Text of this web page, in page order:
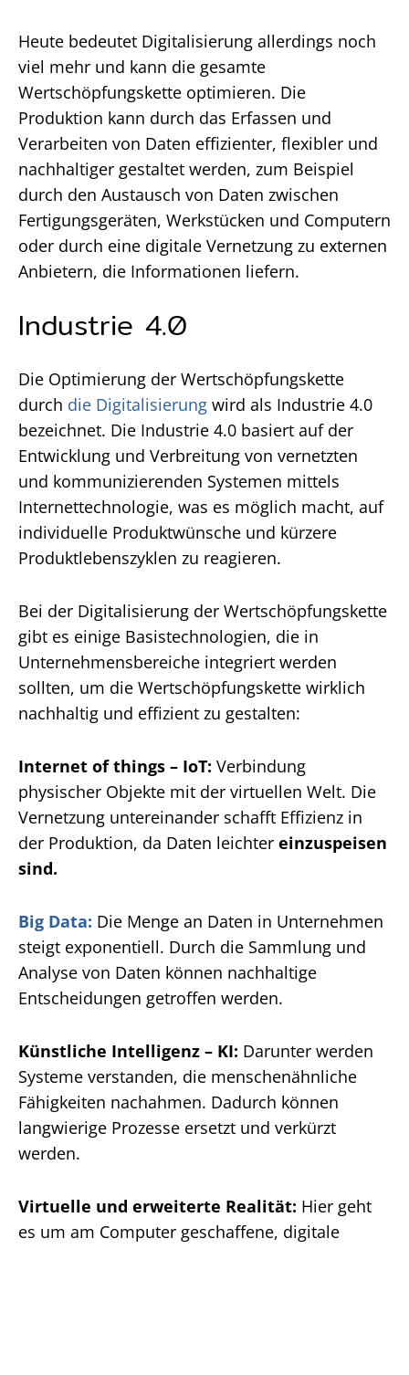
Heute bedeutet Digitalisierung allerdings noch
viel mehr und kann die gesamte
Wertschöpfungskette optimieren. Die
Produktion kann durch das Erfassen und
Verarbeiten von Daten effizienter, flexibler und
nachhaltiger gestaltet werden, zum Beispiel
durch den Austausch von Daten zwischen
Fertigungsgeräten, Werkstücken und Computern
oder durch eine digitale Vernetzung zu externen
Anbietern, die Informationen liefern.
Industrie 4.0
Die Optimierung der Wertschöpfungskette
durch die Digitalisierung wird als Industrie 4.0
bezeichnet. Die Industrie 4.0 basiert auf der
Entwicklung und Verbreitung von vernetzten
und kommunizierenden Systemen mittels
Internettechnologie, was es möglich macht, auf
individuelle Produktwünsche und kürzere
Produktlebenszyklen zu reagieren.
Bei der Digitalisierung der Wertschöpfungskette
gibt es einige Basistechnologien, die in
Unternehmensbereiche integriert werden
sollten, um die Wertschöpfungskette wirklich
nachhaltig und effizient zu gestalten:
Internet of things – IoT: Verbindung
physischer Objekte mit der virtuellen Welt. Die
Vernetzung untereinander schafft Effizienz in
der Produktion, da Daten leichter einzuspeisen
sind.
Big Data: Die Menge an Daten in Unternehmen
steigt exponentiell. Durch die Sammlung und
Analyse von Daten können nachhaltige
Entscheidungen getroffen werden.
Künstliche Intelligenz – KI: Darunter werden
Systeme verstanden, die menschenähnliche
Fähigkeiten nachahmen. Dadurch können
langwierige Prozesse ersetzt und verkürzt
werden.
Virtuelle und erweiterte Realität: Hier geht
es um am Computer geschaffene, digitale